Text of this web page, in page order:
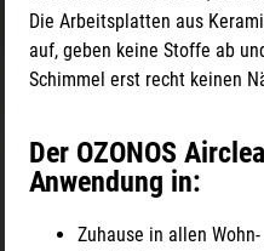
Die Arbeitsplatten aus
auf, geben keine Stoffe ab
Schimmel erst recht keinen
Der OZONOS
Anwendung in:
Zuhause in allen